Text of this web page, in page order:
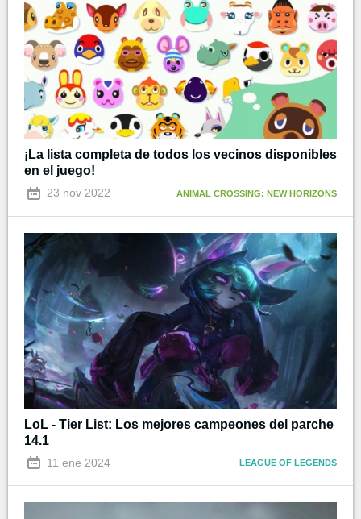
¡La lista completa de todos los vecinos disponibles
en el juego!
23 nov 2022 ANIMAL CROSSING: NEW HORIZONS
LoL - Tier List: Los mejores campeones del parche
14.1
11 ene 2024 LEAGUE OF LEGENDS